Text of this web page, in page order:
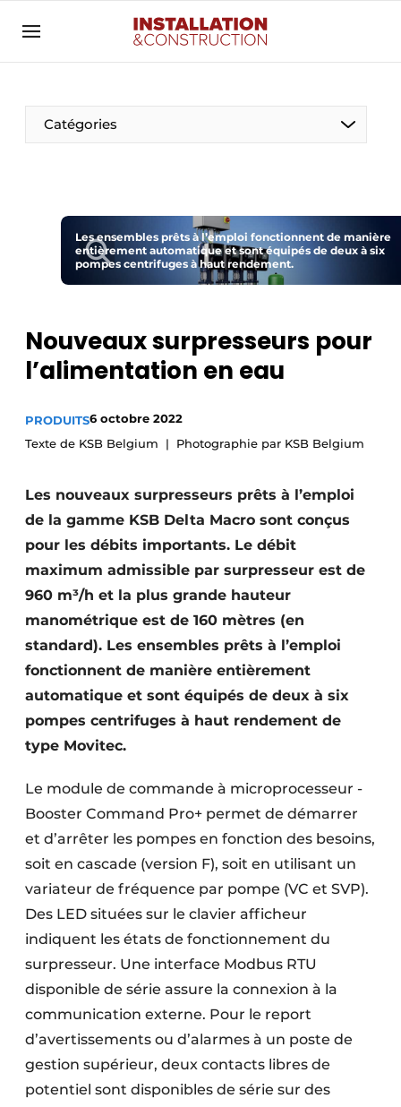
Contact
Contact direct
EntreprisesMerci de votre inscription
S’inscrire
Home
Podcasts
S’inscrire à l’événement
S’inscrire
Catégories
Photovoltaïques
Les ensembles prêts à l’emploi fonctionnent de manière
entièrement automatique et sont équipés de deux à six
pompes centrifuges à haut rendement.
Nouveaux surpresseurs pour
l’alimentation en eau
PRODUITS6 octobre 2022
Texte de KSB Belgium
Photographie par KSB Belgium
Les nouveaux surpresseurs prêts à l’emploi
de la gamme KSB Delta Macro sont conçus
pour les débits importants. Le débit
maximum admissible par surpresseur est de
960 m³/h et la plus grande hauteur
manométrique est de 160 mètres (en
standard). Les ensembles prêts à l’emploi
fonctionnent de manière entièrement
automatique et sont équipés de deux à six
pompes centrifuges à haut rendement de
type Movitec.
Le module de commande à microprocesseur ­
Booster Command Pro+ permet de démarrer
et d’arrêter les pompes en fonction des besoins,
soit en cascade (version F), soit en utilisant un
variateur de fréquence par pompe (VC et SVP).
Des LED situées sur le clavier afficheur
indiquent les états de fonctionnement du
surpresseur. Une interface Modbus RTU
disponible de série assure la connexion à la
communication externe. Pour le report
d’avertissements ou d’alarmes à un poste de
gestion supérieur, deux contacts libres de
potentiel sont disponibles de série sur des